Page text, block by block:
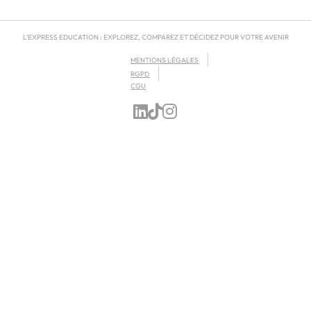
L'EXPRESS EDUCATION : EXPLOREZ, COMPAREZ ET DÉCIDEZ POUR VOTRE AVENIR
MENTIONS LÉGALES
RGPD
CGU